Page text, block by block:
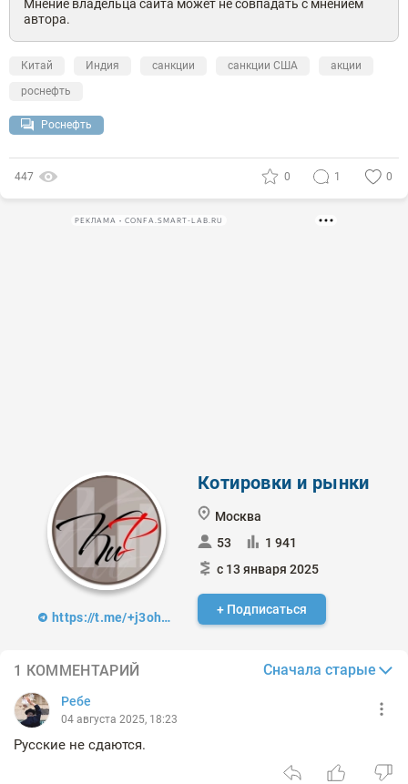
Мнение владельца сайта может не совпадать с мнением
автора.
Китай Индия санкции санкции США
акции
роснефть
Роснефть
447 0 1 0
РЕКЛАМА • CONFA.SMART-LAB.RU
https://t.me/+j3ohRZAa_dpkMTli
Котировки и рынки
Москва
53
1 941
с 13 января 2025
+ Подписаться
1 КОММЕНТАРИЙ Сначала старые
Ребе
04 августа 2025, 18:23
Русские не сдаются.